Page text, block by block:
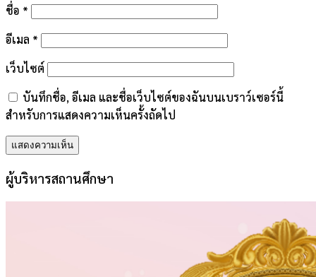
ชื่อ *
อีเมล *
เว็บไซต์
บันทึกชื่อ, อีเมล และชื่อเว็บไซต์ของฉันบนเบราว์เซอร์นี้
สำหรับการแสดงความเห็นครั้งถัดไป
ผู้บริหารสถานศึกษา